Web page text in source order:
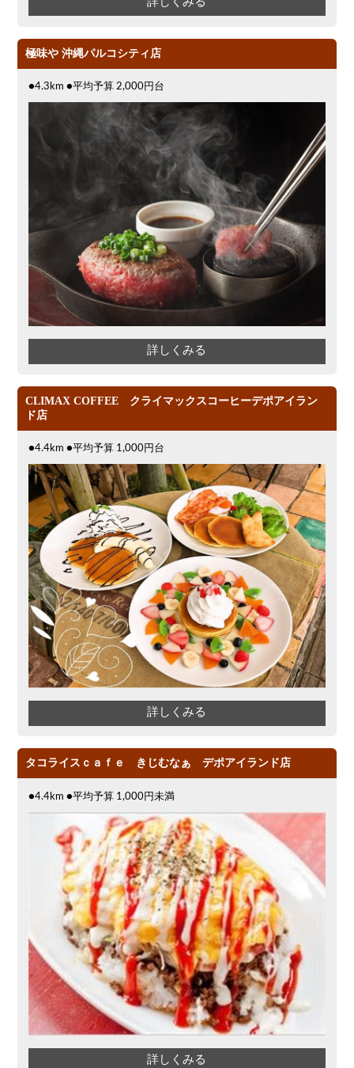
極味や 沖縄パルコシティ店
●4.3km ●平均予算 2,000円台
詳しくみる
CLIMAX COFFEE クライマックスコーヒーデポアイラン
ド店
●4.4km ●平均予算 1,000円台
詳しくみる
タコライスｃａｆｅ きじむなぁ デポアイランド店
●4.4km ●平均予算 1,000円未満
詳しくみる